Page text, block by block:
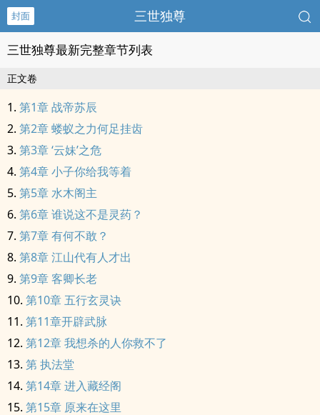
封面 三世独尊
三世独尊最新完整章节列表
正文卷
第1章 战帝苏辰
第2章 蝼蚁之力何足挂齿
第3章 ‘云妹’之危
第4章 小子你给我等着
第5章 水木阁主
第6章 谁说这不是灵药？
第7章 有何不敢？
第8章 江山代有人才出
第9章 客卿长老
第10章 五行玄灵诀
第11章开辟武脉
第12章 我想杀的人你救不了
第 执法堂
第14章 进入藏经阁
第15章 原来在这里